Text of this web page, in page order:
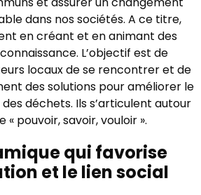
dans nos sociétés. A ce titre,
en créant et en animant des
L’objectif est de
locaux de se rencontrer et de
des solutions pour améliorer le
déchets. Ils s’articulent autour
« pouvoir, savoir, vouloir ».
qui favorise
et le lien social